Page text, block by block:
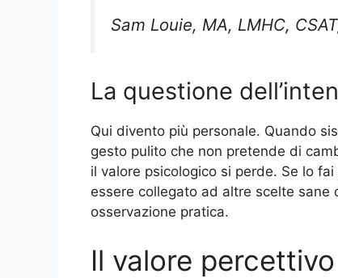
Sam Louie, MA, LMHC,
La questione
Qui divento più personale. Quando
gesto pulito che non pretende di
il valore psicologico si perde. Se lo
essere collegato ad altre scelte sane
osservazione pratica.
Il valore